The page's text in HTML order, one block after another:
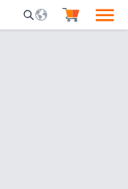
Mobile Search